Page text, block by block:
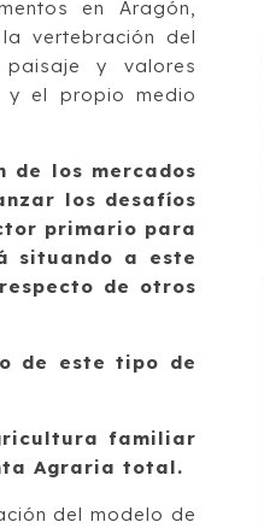
en Aragón,
vertebración del
y valores
y el propio medio
de los mercados
los desafíos
primario para
situando a este
de otros
de este tipo de
familiar
Agraria total.
del modelo de